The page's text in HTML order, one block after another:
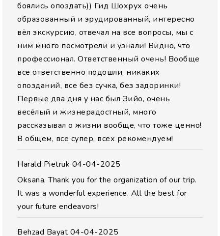
боялись опоздать)) Гид Шохрух очень
образованный и эрудированный, интересно
вёл экскурсию, отвечал на все вопросы, мы с
ним много посмотрели и узнали! Видно, что
профессионал. Ответственный очень! Вообще
все ответственно подошли, никаких
опозданий, все без сучка, без задоринки!
Первые два дня у нас был Зийо, очень
весёлый и жизнерадостный, много
рассказывал о жизни вообще, что тоже ценно!
В общем, все супер, всех рекомендуем!
Harald Pietruk 04-04-2025
Oksana, Thank you for the organization of our trip.
It was a wonderful experience. All the best for
your future endeavors!
Behzad Bayat 04-04-2025